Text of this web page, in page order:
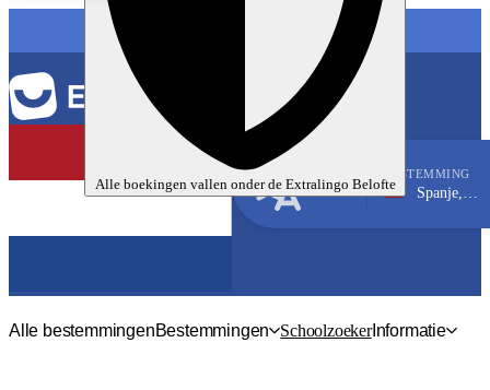
Alle boekingen vallen onder de Extralingo Belofte
TAAL
BESTEMMING
Spanje, Valencia
Alle bestemmingenBestemmingen SchoolzoekerInformatie